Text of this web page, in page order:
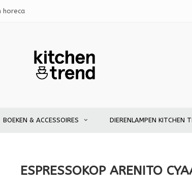
horeca
BOEKEN & ACCESSOIRES DIERENLAMPEN KITCHEN
ESPRESSOKOP ARENITO